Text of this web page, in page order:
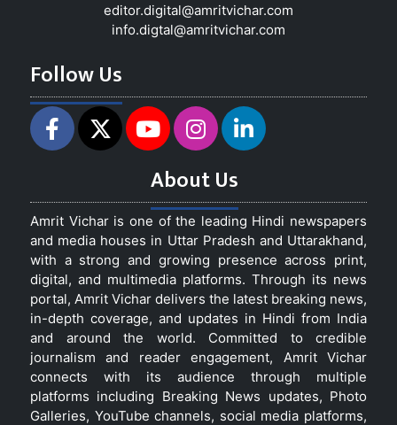
editor.digital@amritvichar.com
info.digtal@amritvichar.com
Follow Us
About Us
Amrit Vichar is one of the leading Hindi newspapers
and media houses in Uttar Pradesh and Uttarakhand,
with a strong and growing presence across print,
digital, and multimedia platforms. Through its news
portal, Amrit Vichar delivers the latest breaking news,
in-depth coverage, and updates in Hindi from India
and around the world. Committed to credible
journalism and reader engagement, Amrit Vichar
connects with its audience through multiple
platforms including Breaking News updates, Photo
Galleries, YouTube channels, social media platforms,